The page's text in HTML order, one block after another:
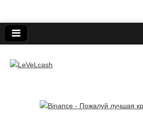
LeVeLcash